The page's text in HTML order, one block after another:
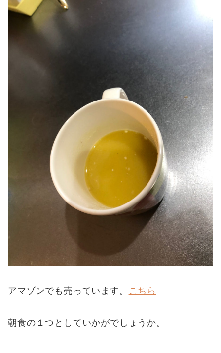
アマゾンでも売っています。 こちら
朝食の１つとしていかがでしょうか。